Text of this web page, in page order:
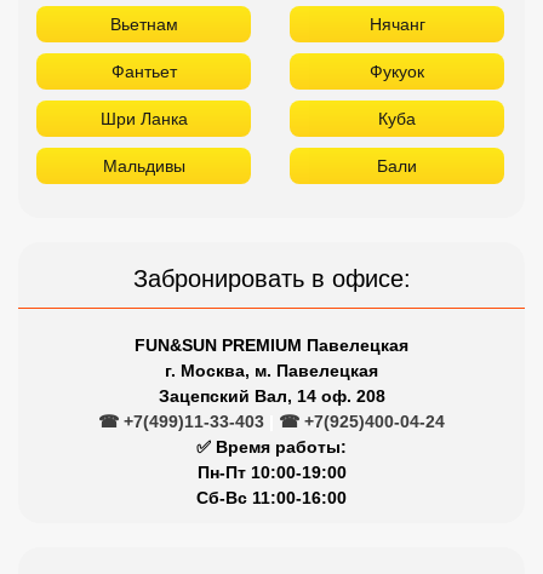
Вьетнам Нячанг
Фантьет Фукуок
Шри Ланка Куба
Мальдивы Бали
Забронировать в офисе:
FUN&SUN PREMIUM Павелецкая
г. Москва, м. Павелецкая
Зацепский Вал, 14 оф. 208
☎ +7(499)11-33-403
☎ +7(925)400-04-24
✅ Время работы:
Пн-Пт 10:00-19:00
Сб-Вс 11:00-16:00